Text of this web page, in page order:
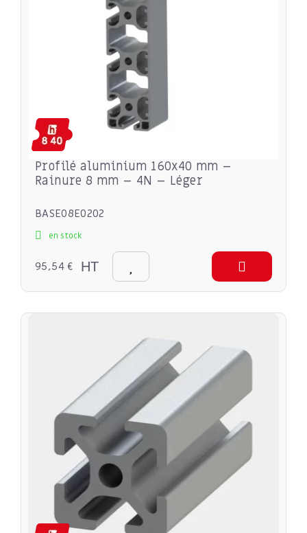
Profilé aluminium 160x40 mm –
Rainure 8 mm – 4N – Léger
BASE08E0202
en stock
95,54 € HT